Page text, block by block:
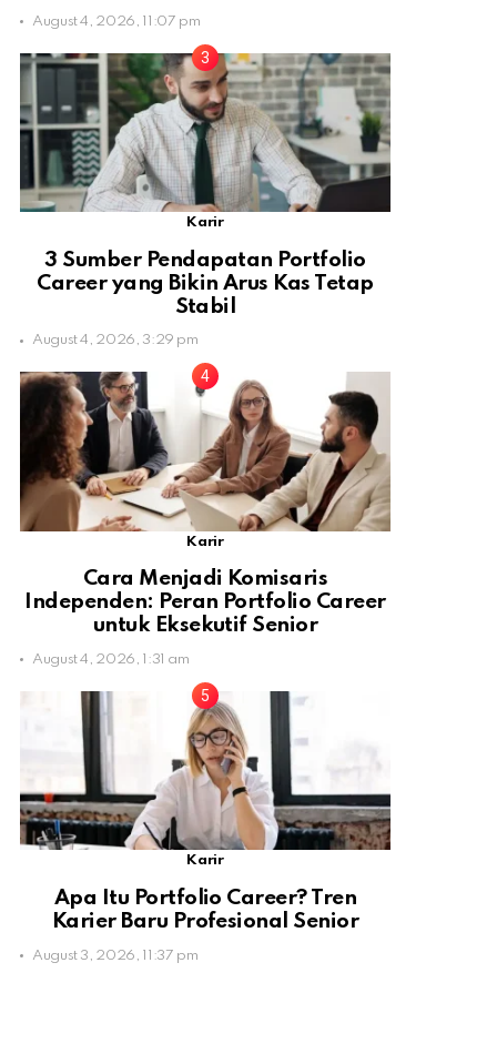
August 4, 2026, 11:07 pm
Karir
3 Sumber Pendapatan Portfolio
Career yang Bikin Arus Kas Tetap
Stabil
August 4, 2026, 3:29 pm
Karir
Cara Menjadi Komisaris
Independen: Peran Portfolio Career
untuk Eksekutif Senior
August 4, 2026, 1:31 am
Karir
Apa Itu Portfolio Career? Tren
Karier Baru Profesional Senior
August 3, 2026, 11:37 pm